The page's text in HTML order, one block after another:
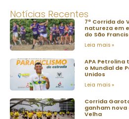
Notícias Recentes
7ª Corrida do
natureza em
do São
Leia mais »
APA
o Mundial de
Unidos
Leia mais »
Corrida
ganham nova
Velha